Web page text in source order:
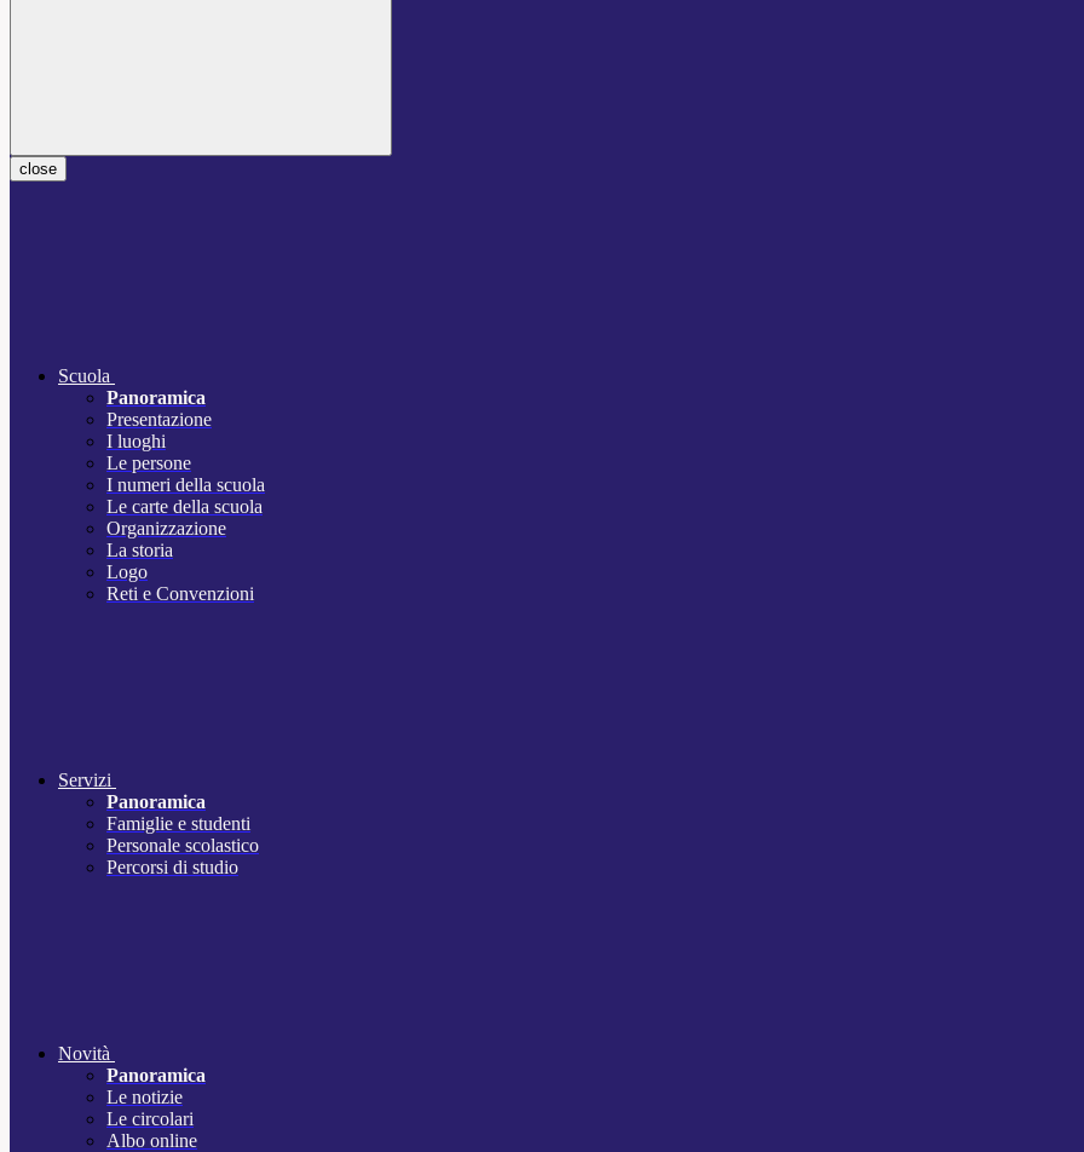
close
Scuola
Panoramica
Presentazione
I luoghi
Le persone
I numeri della scuola
Le carte della scuola
Organizzazione
La storia
Logo
Reti e Convenzioni
Servizi
Panoramica
Famiglie e studenti
Personale scolastico
Percorsi di studio
Novità
Panoramica
Le notizie
Le circolari
Albo online